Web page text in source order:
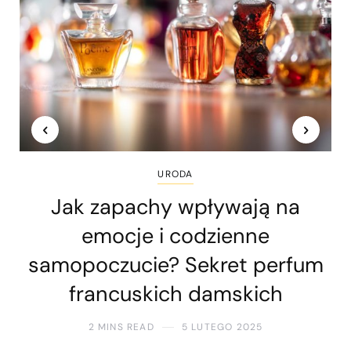
URODA
Jak zapachy wpływają na
emocje i codzienne
samopoczucie? Sekret perfum
francuskich damskich
2 MINS READ 5 LUTEGO 2025